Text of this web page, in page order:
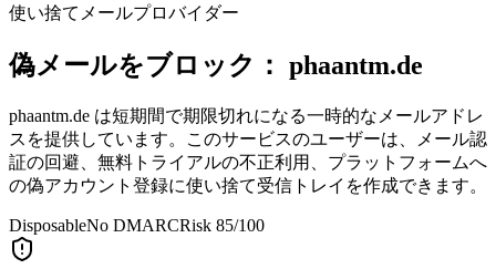
使い捨てメールプロバイダー
偽メールをブロック： phaantm.de
phaantm.de は短期間で期限切れになる一時的なメールアドレ
スを提供しています。このサービスのユーザーは、メール認
証の回避、無料トライアルの不正利用、プラットフォームへ
の偽アカウント登録に使い捨て受信トレイを作成できます。
DisposableNo DMARCRisk 85/100